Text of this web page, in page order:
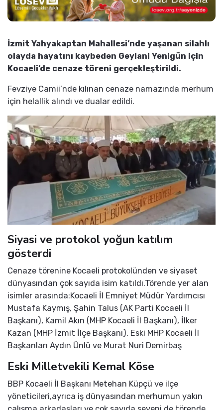
İzmit Yahyakaptan Mahallesi’nde yaşanan silahlı
olayda hayatını kaybeden Geylani Yenigün için
Kocaeli’de cenaze töreni gerçekleştirildi.
Fevziye Camii’nde kılınan cenaze namazında merhum
için helallik alındı ve dualar edildi.
Siyasi ve protokol yoğun katılım
gösterdi
Cenaze törenine Kocaeli protokolünden ve siyaset
dünyasından çok sayıda isim katıldı.Törende yer alan
isimler arasında:Kocaeli İl Emniyet Müdür Yardımcısı
Mustafa Kaymış, Şahin Talus (AK Parti Kocaeli İl
Başkanı), Kamil Akın (MHP Kocaeli İl Başkanı), İlker
Kazan (MHP İzmit İlçe Başkanı), Eski MHP Kocaeli İl
Başkanları Aydın Ünlü ve Murat Nuri Demirbaş
Eski Milletvekili Kemal Köse
BBP Kocaeli İl Başkanı Metehan Küpçü ve ilçe
yöneticileri,ayrıca iş dünyasından merhumun yakın